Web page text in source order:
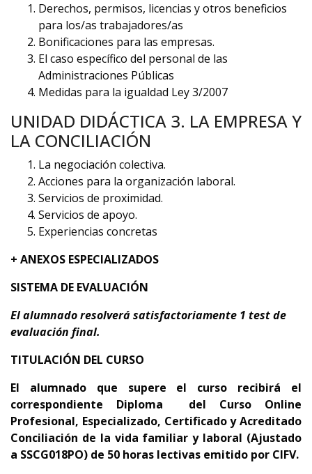
Derechos, permisos, licencias y otros beneficios
para los/as trabajadores/as
Bonificaciones para las empresas.
El caso específico del personal de las
Administraciones Públicas
Medidas para la igualdad Ley 3/2007
UNIDAD DIDÁCTICA 3. LA EMPRESA Y
LA CONCILIACIÓN
La negociación colectiva.
Acciones para la organización laboral.
Servicios de proximidad.
Servicios de apoyo.
Experiencias concretas
+ ANEXOS ESPECIALIZADOS
SISTEMA DE EVALUACIÓN
El alumnado resolverá satisfactoriamente 1 test de
evaluación final.
TITULACIÓN DEL CURSO
El alumnado que supere el curso recibirá el
correspondiente Diploma del Curso Online
Profesional, Especializado, Certificado y Acreditado
Conciliación de la vida familiar y laboral (Ajustado
a SSCG018PO) de 50 horas lectivas emitido por CIFV.